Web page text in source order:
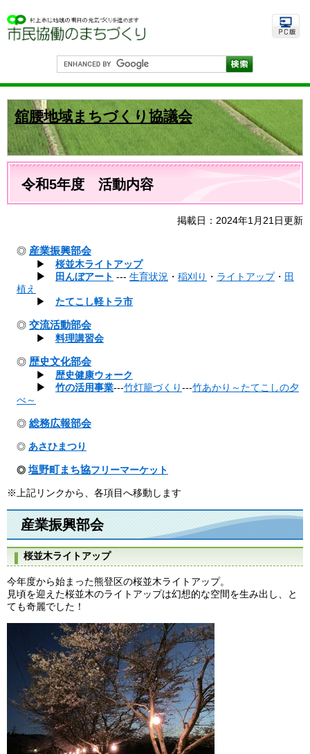
ー
ジ
の
ニ
ュ
ー
文
G
o
o
e
カ
ス
タ
ム
検
索
舘腰地域まちづくり協議会
本
令和5年度 活動内容
掲載日：2024年1月21日更新
◎ 産業振興部会
▶ 桜並木ライトアップ
▶
田んぼアート --- 生育状況 ・ 稲刈り ・ ライトアップ・ 田
植え
▶ たてこし軽トラ市
◎ 交流活動部会
▶ 料理講習会
◎ 歴史文化部会
▶ 歴史健康ウォーク
▶ 竹の活用事業---竹灯籠づくり---竹あかり～たてこしの夕
べ～
◎ 総務広報部会
◎ あさひまつり
◎塩野町まち協フリーマーケット
※上記リンクから、各項目へ移動します
産業振興部会
桜並木ライトアップ
今年度から始まった熊登区の桜並木ライトアップ。
見頃を迎えた桜並木のライトアップは幻想的な空間を生み出し、と
ても奇麗でした！